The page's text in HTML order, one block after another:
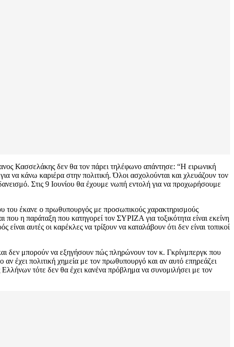
Κασσελάκης δεν θα τον πάρει τηλέφωνο απάντησε: “Η ειρωνική
να κάνω καριέρα στην πολιτική. Όλοι ασχολούνται και χλευάζουν τον
Στις 9 Ιουνίου θα έχουμε νωπή εντολή για να προχωρήσουμε
του έκανε ο πρωθυπουργός με προσωπικούς χαρακτηρισμούς
που η παράταξη που κατηγορεί τον ΣΥΡΙΖΑ για τοξικότητα είναι εκείνη
αυτές οι καρέκλες να τρίξουν να καταλάβουν ότι δεν είναι τοπικοί
δεν μπορούν να εξηγήσουν πώς πληρώνουν τον κ. Γκρίνμπεργκ που
έχει πολιτική χημεία με τον πρωθυπουργό και αν αυτό επηρεάζει
τότε δεν θα έχει κανένα πρόβλημα να συνομιλήσει με τον